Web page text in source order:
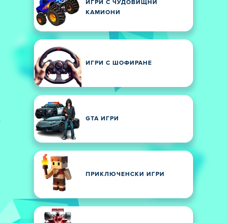
ИГРИ С ЧУДОВИЩНИ
КАМИОНИ
ИГРИ С ШОФИРАНЕ
GTA ИГРИ
ПРИКЛЮЧЕНСКИ ИГРИ